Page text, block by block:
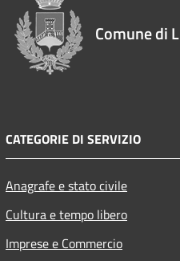
Comune di
CATEGORIE DI SERVIZIO
Anagrafe e stato civile
Cultura e tempo libero
Imprese e Commercio